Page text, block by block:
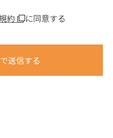
約 に同意する
送信する